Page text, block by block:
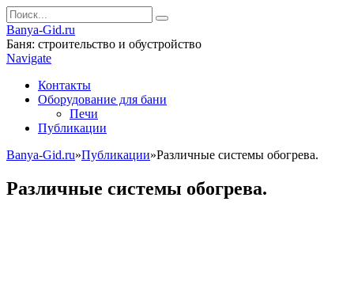
Banya-Gid.ru
Баня: строительство и обустройство
Navigate
Контакты
Оборудование для бани
Печи
Публикации
Banya-Gid.ru»Публикации»Различные системы обогрева.
Различные системы обогрева.